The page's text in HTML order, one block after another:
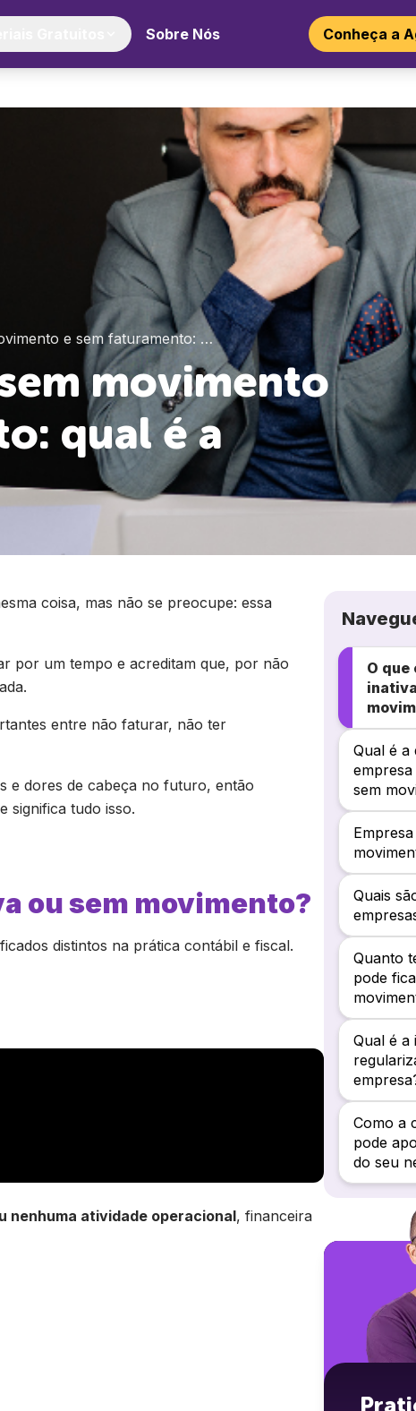
Sobre Nós Conheça a
e sem faturamento: …
movimento
qual é a
coisa, mas não se preocupe: essa
por um tempo e acreditam que, por não
entre não faturar, não ter
e dores de cabeça no futuro, então
significa tudo isso.
ou sem movimento?
distintos na prática contábil e fiscal.
nenhuma atividade operacional, financeira
O que
Qual é a
sem
Quais
Quanto
pode
Qual é a
Como a
pode
do seu